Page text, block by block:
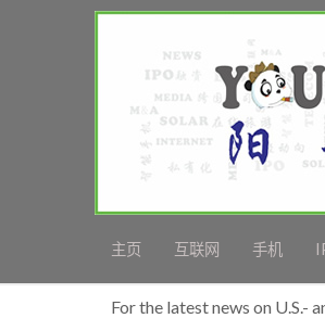
主页 互联网 手机
For the latest news on U.S.-